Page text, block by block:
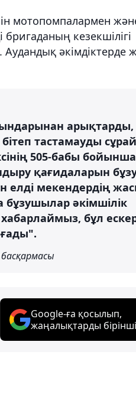
мотопомпалармен
кезекшілігі
әкімдіктерде
арықтарды,
тастамауды
505-бабы
қағидаларын
елді мекендердің
әкімшілік
бұл
Google-ға қосылып,
жаңалықтарды